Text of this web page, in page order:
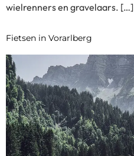
wielrenners en gravelaars. […]
Fietsen in Vorarlberg